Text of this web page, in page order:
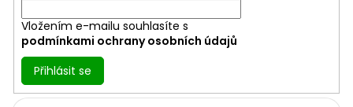
Vložením e-mailu souhlasíte s
podmínkami ochrany osobních údajů
Přihlásit se